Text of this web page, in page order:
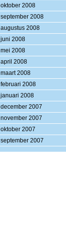
oktober 2008
september 2008
augustus 2008
juni 2008
mei 2008
april 2008
maart 2008
februari 2008
januari 2008
december 2007
november 2007
oktober 2007
september 2007